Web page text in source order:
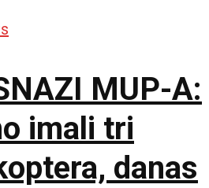
MUP-A:
imali tri
danas